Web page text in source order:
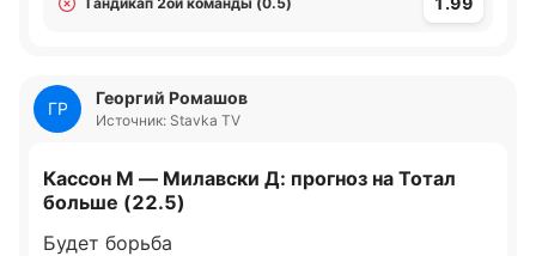
ГР
Георгий Ромашов
Источник: Stavka TV
Кассон М — Милавски Д: прогноз на Тотал
больше (22.5)
Будет борьба